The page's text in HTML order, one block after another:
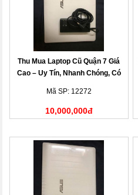
Thu Mua Laptop Cũ Quận 7 Giá
Cao – Uy Tín, Nhanh Chóng, Có
Mã SP: 12272
10,000,000đ